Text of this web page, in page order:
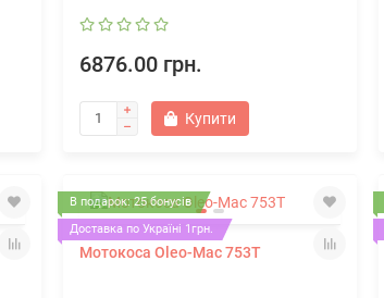
6876.00 грн.
Купити
В подарок: 25 бонусів
Доставка по Україні 1грн.
Мотокоса Oleo-Mac 753T